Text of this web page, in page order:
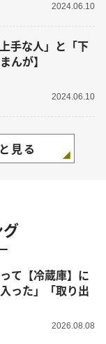
2024.06.10
手な人」と「下
んが】
2024.06.10
見る
て【冷蔵庫】に
った」「取り出
2026.08.08